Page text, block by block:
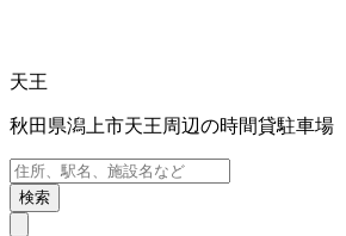
天王
秋田県潟上市天王周辺の時間貸駐車場
検索